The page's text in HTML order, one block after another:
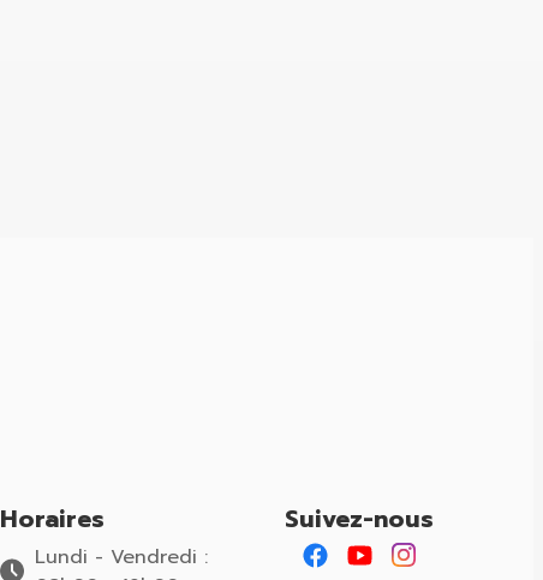
Horaires
Lundi - Vendredi :
Suivez-nous